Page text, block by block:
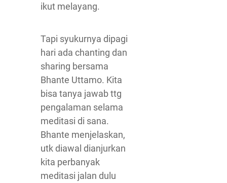
ikut melayang.
Tapi syukurnya dipagi
hari ada chanting dan
sharing bersama
Bhante Uttamo. Kita
bisa tanya jawab ttg
pengalaman selama
meditasi di sana.
Bhante menjelaskan,
utk diawal dianjurkan
kita perbanyak
meditasi jalan dulu